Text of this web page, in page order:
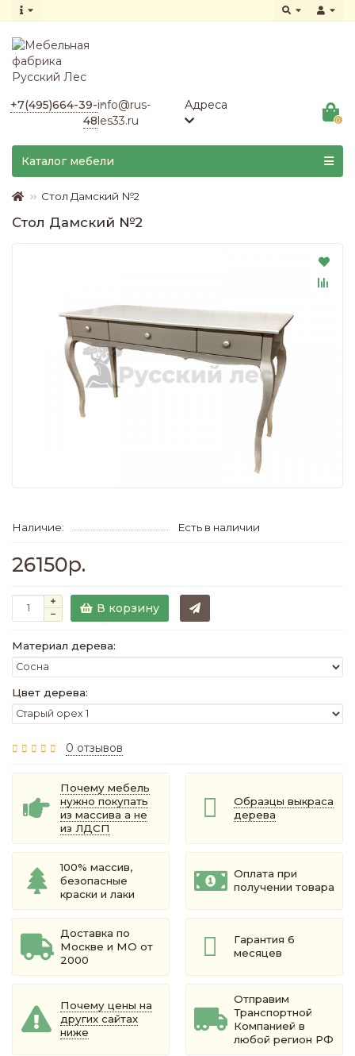
+7(495)664-39-
48
info@rus-
les33.ru
Адреса
0
Каталог мебели
Стол Дамский №2
Стол Дамский №2
Наличие: Есть в наличии
26150р.
В корзину
Материал дерева:
Цвет дерева:
0 отзывов
Почему мебель
нужно покупать
из массива а не
из ЛДСП
Образцы выкраса
дерева
100% массив,
безопасные
краски и лаки
Оплата при
получении товара
Доставка по
Москве и МО от
2000
Гарантия 6
месяцев
Почему цены на
других сайтах
ниже
Отправим
Транспортной
Компанией в
любой регион РФ